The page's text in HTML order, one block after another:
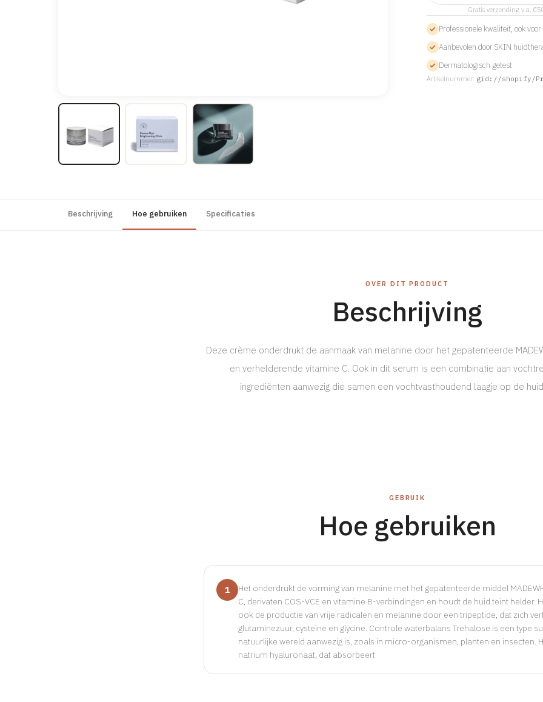
Gratis verzending v.a.
Professionele kwaliteit, ook
Aanbevolen door SKIN
Dermatologisch getest
Artikelnummer: gid://shopify/
Beschrijving Hoe gebruiken Specificaties
OVER DIT PRODUCT
Beschrijving
Deze crème onderdrukt de aanmaak van melanine door het gepatenteerde
en verhelderende vitamine C. Ook in dit serum is een combinatie aan
ingrediënten aanwezig die samen een vochtvasthoudend laagje op de
GEBRUIK
Hoe gebruiken
1
Het onderdrukt de vorming van melanine met het gepatenteerde middel
C, derivaten COS-VCE en vitamine B-verbindingen en houdt de huid teint helder.
ook de productie van vrije radicalen en melanine door een tripeptide, dat zich
glutaminezuur, cysteïne en glycine. Controle waterbalans Trehalose is een type
natuurlijke wereld aanwezig is, zoals in micro-organismen, planten en insecten.
natrium hyaluronaat, dat absorbeert